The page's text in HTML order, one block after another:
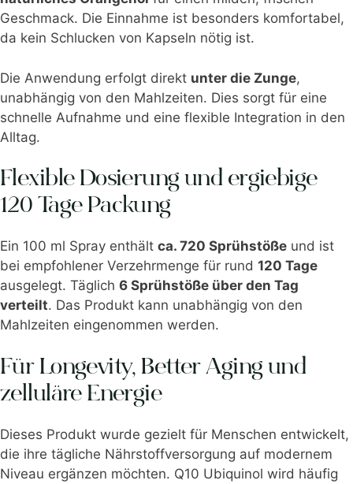
Geschmack. Die Einnahme ist besonders komfortabel,
da kein Schlucken von Kapseln nötig ist.
Die Anwendung erfolgt direkt unter die Zunge,
unabhängig von den Mahlzeiten. Dies sorgt für eine
schnelle Aufnahme und eine flexible Integration in den
Alltag.
Flexible Dosierung und ergiebige
120 Tage Packung
Ein 100 ml Spray enthält ca. 720 Sprühstöße und ist
bei empfohlener Verzehrmenge für rund 120 Tage
ausgelegt. Täglich 6 Sprühstöße über den Tag
verteilt. Das Produkt kann unabhängig von den
Mahlzeiten eingenommen werden.
Für Longevity, Better Aging und
zelluläre Energie
Dieses Produkt wurde gezielt für Menschen entwickelt,
die ihre tägliche Nährstoffversorgung auf modernem
Niveau ergänzen möchten. Q10 Ubiquinol wird häufig